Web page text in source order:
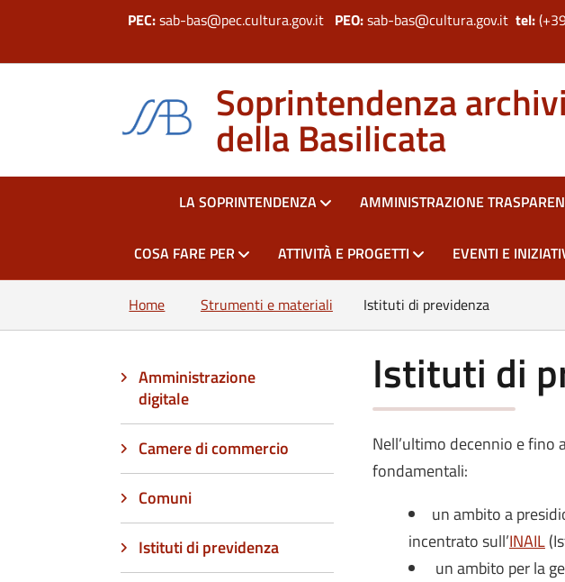
PEC:sab-bas@pec.cultura.gov.it PEO:sab-bas@cultura.gov.ittel:
Soprintendenza
della Basilicata
HOMELA SOPRINTENDENZA AMMINISTRAZIONE
COSA FARE PER ATTIVITÀ E PROGETTI EVENTI E
Home Strumenti e materiali Istituti di previdenza
Amministrazione
digitale
Camere di commercio
Comuni
Istituti di previdenza
Istituti di
Nell’ultimo decennio e
fondamentali:
un ambito a
incentrato sull’INAIL
un ambito per la